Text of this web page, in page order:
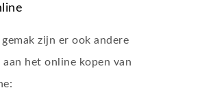
zijn er ook andere
het online kopen van